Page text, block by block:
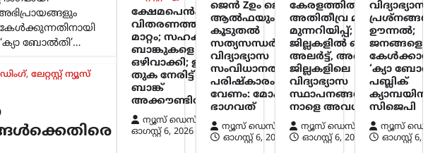
നടന്നതായി
ഒരു ഡസൻ
ഹാക്കർമാർ
ന്യൂസ്…
ക്ഷേമപെൻഷൻ
വിതരണത്തിൽ
മാറ്റം; സഹകരണ
ബാങ്കുകളെ
ഒഴിവാക്കി; ഇനി
തുക നേരിട്ട്
ബാങ്ക്
അക്കൗണ്ടിലേക്ക്
ന്യൂസ് ഡെസ്ക്
ഓഗസ്റ്റ്‌ 6, 2026
ജെൻ Zഉം ജെൻ
ആൽഫയും
കൂടുതൽ
സത്യസന്ധർ;
വിദ്യാഭ്യാസ
സംവിധാനത്തിൽ
പരിഷ്കാരം
വേണം: മോഹൻ
ഭാഗവത്
ന്യൂസ് ഡെസ്ക്
ഓഗസ്റ്റ്‌ 6, 2026
കേരളത്തിൽ
അതിതീവ്ര മഴ
മുന്നറിയിപ്പ്; മൂന്ന്
ജില്ലകളിൽ റെഡ്
അലർട്ട്, അഞ്ച്
ജില്ലകളിലെ
വിദ്യാഭ്യാസ
സ്ഥാപനങ്ങൾക്ക്
നാളെ അവധി
ന്യൂസ് ഡെസ്ക്
ഓഗസ്റ്റ്‌ 6, 2026
വിദ്യാഭ്യാസ
ഊന്നൽ;
ജനങ്ങളെ
കേൾക്കാൻ
‘ക്യാ
പബ്ലിക്
സിജെപി
ന്യൂസ്
ഓഗസ്റ്റ്‌ 6,